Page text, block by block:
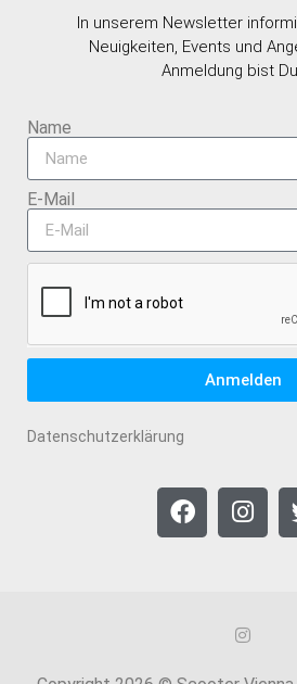
In unserem Newsletter
Neuigkeiten, Events und
Anmeldung bist
Name
E-Mail
Anmelden
Datenschutzerklärung